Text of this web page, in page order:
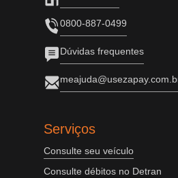
0800-887-0499
Dúvidas frequentes
Serviços
Consulte seu veículo
Consulte débitos no Detran